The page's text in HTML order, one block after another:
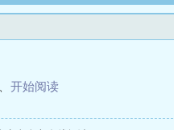
开始阅读